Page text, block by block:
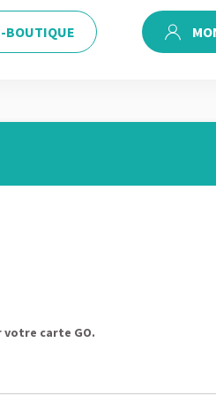
BOUTIQUE
votre carte GO.